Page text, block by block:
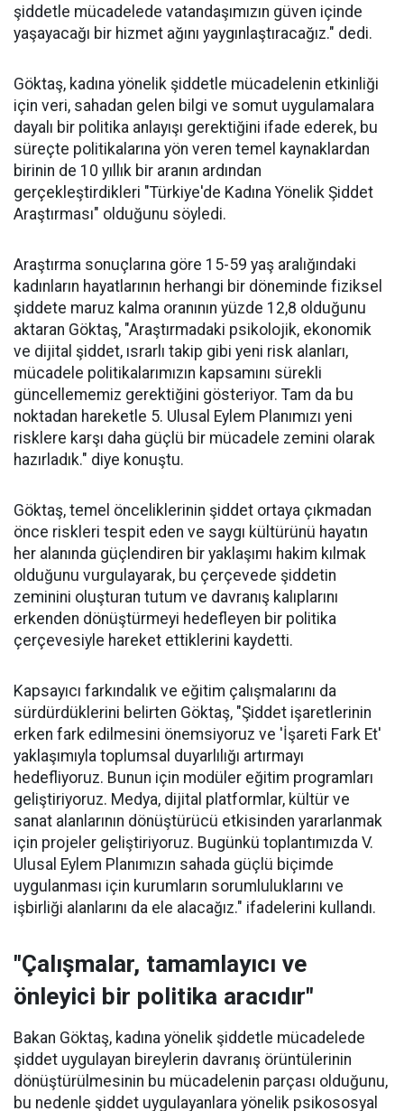
şiddetle mücadelede vatandaşımızın güven içinde
yaşayacağı bir hizmet ağını yaygınlaştıracağız." dedi.
Göktaş, kadına yönelik şiddetle mücadelenin etkinliği
için veri, sahadan gelen bilgi ve somut uygulamalara
dayalı bir politika anlayışı gerektiğini ifade ederek, bu
süreçte politikalarına yön veren temel kaynaklardan
birinin de 10 yıllık bir aranın ardından
gerçekleştirdikleri "Türkiye'de Kadına Yönelik Şiddet
Araştırması" olduğunu söyledi.
Araştırma sonuçlarına göre 15-59 yaş aralığındaki
kadınların hayatlarının herhangi bir döneminde fiziksel
şiddete maruz kalma oranının yüzde 12,8 olduğunu
aktaran Göktaş, "Araştırmadaki psikolojik, ekonomik
ve dijital şiddet, ısrarlı takip gibi yeni risk alanları,
mücadele politikalarımızın kapsamını sürekli
güncellememiz gerektiğini gösteriyor. Tam da bu
noktadan hareketle 5. Ulusal Eylem Planımızı yeni
risklere karşı daha güçlü bir mücadele zemini olarak
hazırladık." diye konuştu.
Göktaş, temel önceliklerinin şiddet ortaya çıkmadan
önce riskleri tespit eden ve saygı kültürünü hayatın
her alanında güçlendiren bir yaklaşımı hakim kılmak
olduğunu vurgulayarak, bu çerçevede şiddetin
zeminini oluşturan tutum ve davranış kalıplarını
erkenden dönüştürmeyi hedefleyen bir politika
çerçevesiyle hareket ettiklerini kaydetti.
Kapsayıcı farkındalık ve eğitim çalışmalarını da
sürdürdüklerini belirten Göktaş, "Şiddet işaretlerinin
erken fark edilmesini önemsiyoruz ve 'İşareti Fark Et'
yaklaşımıyla toplumsal duyarlılığı artırmayı
hedefliyoruz. Bunun için modüler eğitim programları
geliştiriyoruz. Medya, dijital platformlar, kültür ve
sanat alanlarının dönüştürücü etkisinden yararlanmak
için projeler geliştiriyoruz. Bugünkü toplantımızda V.
Ulusal Eylem Planımızın sahada güçlü biçimde
uygulanması için kurumların sorumluluklarını ve
işbirliği alanlarını da ele alacağız." ifadelerini kullandı.
"Çalışmalar, tamamlayıcı ve
önleyici bir politika aracıdır"
Bakan Göktaş, kadına yönelik şiddetle mücadelede
şiddet uygulayan bireylerin davranış örüntülerinin
dönüştürülmesinin bu mücadelenin parçası olduğunu,
bu nedenle şiddet uygulayanlara yönelik psikososyal